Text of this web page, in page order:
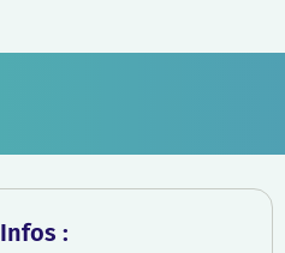
Infos :